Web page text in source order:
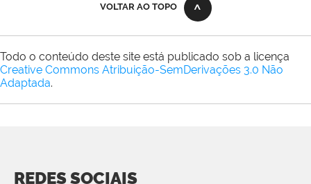
VOLTAR AO TOPO
Todo o conteúdo deste site está publicado sob a licença
Creative Commons Atribuição-SemDerivações 3.0 Não
Adaptada.
REDES SOCIAIS